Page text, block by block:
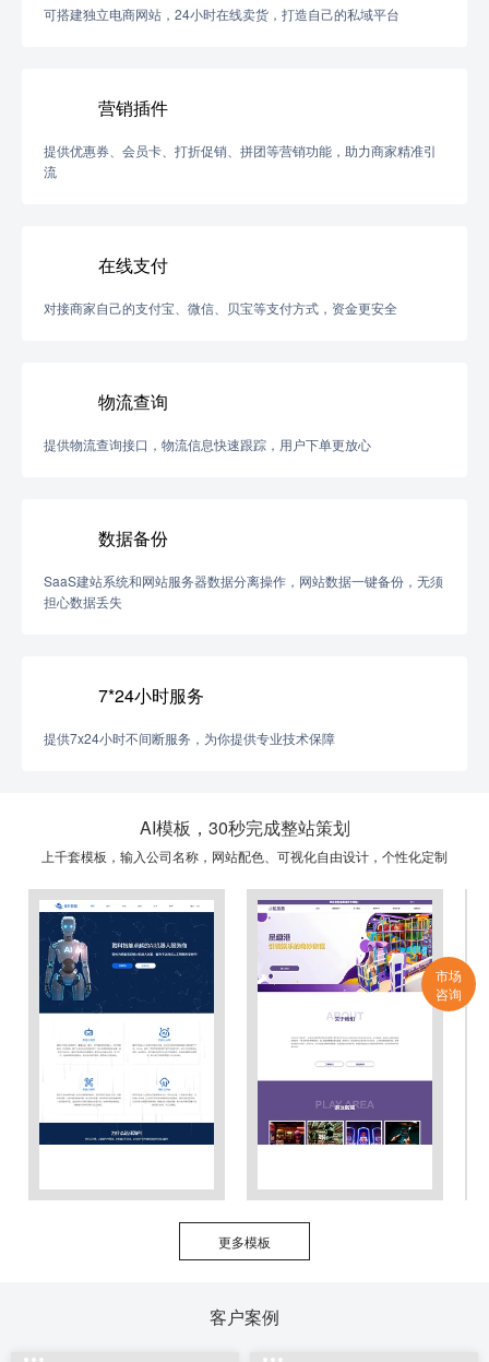
可搭建独立电商网站，24小时在线卖货，打造自己的私域平台
营销插件
提供优惠券、会员卡、打折促销、拼团等营销功能，助力商家精准引
流
在线支付
对接商家自己的支付宝、微信、贝宝等支付方式，资金更安全
物流查询
提供物流查询接口，物流信息快速跟踪，用户下单更放心
数据备份
SaaS建站系统和网站服务器数据分离操作，网站数据一键备份，无须
担心数据丢失
7*24小时服务
提供7x24小时不间断服务，为你提供专业技术保障
AI模板，30秒完成整站策划
上千套模板，输入公司名称，网站配色、可视化自由设计，个性化定制
更多模板
客户案例
市场
咨询